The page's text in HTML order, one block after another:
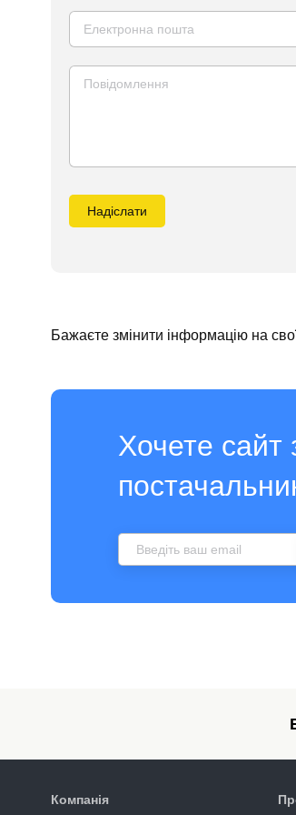
Надіслати
Бажаєте змінити інформацію на
Хочете сайт
Компанія